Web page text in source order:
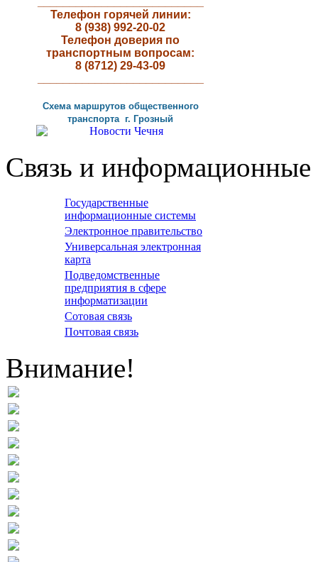
Телефон горячей линии:
8 (938) 992-20-02
Телефон доверия по
транспортным вопросам:
8 (8712) 29-43-09
Схема маршрутов общественного
транспорта г. Грозный
Связь и информационные
Государственные
информационные системы
Электронное правительство
Универсальная электронная
карта
Подведомственные
предприятия в сфере
информатизации
Сотовая связь
Почтовая связь
Внимание!